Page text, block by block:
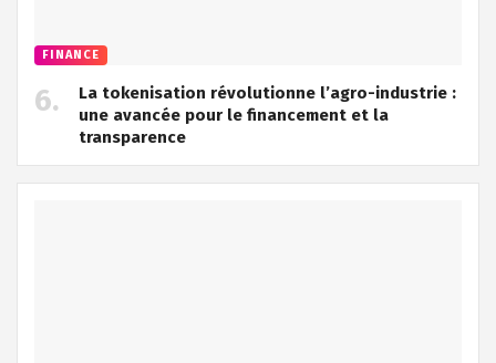
FINANCE
La tokenisation révolutionne l’agro-industrie :
une avancée pour le financement et la
transparence